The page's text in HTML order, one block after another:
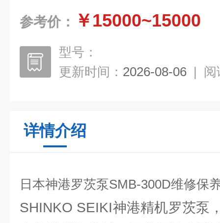
参考价： ￥15000~15000
型号：
更新时间： 2026-08-06 | 阅
详情介绍
日本神港罗茨泵SMB-300D维修保
SHINKO SEIKI神港精机罗茨泵